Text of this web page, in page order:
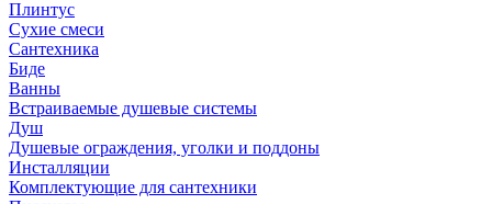
Плинтус
Сухие смеси
Сантехника
Биде
Ванны
Встраиваемые душевые системы
Душ
Душевые ограждения, уголки и поддоны
Инсталляции
Комплектующие для сантехники